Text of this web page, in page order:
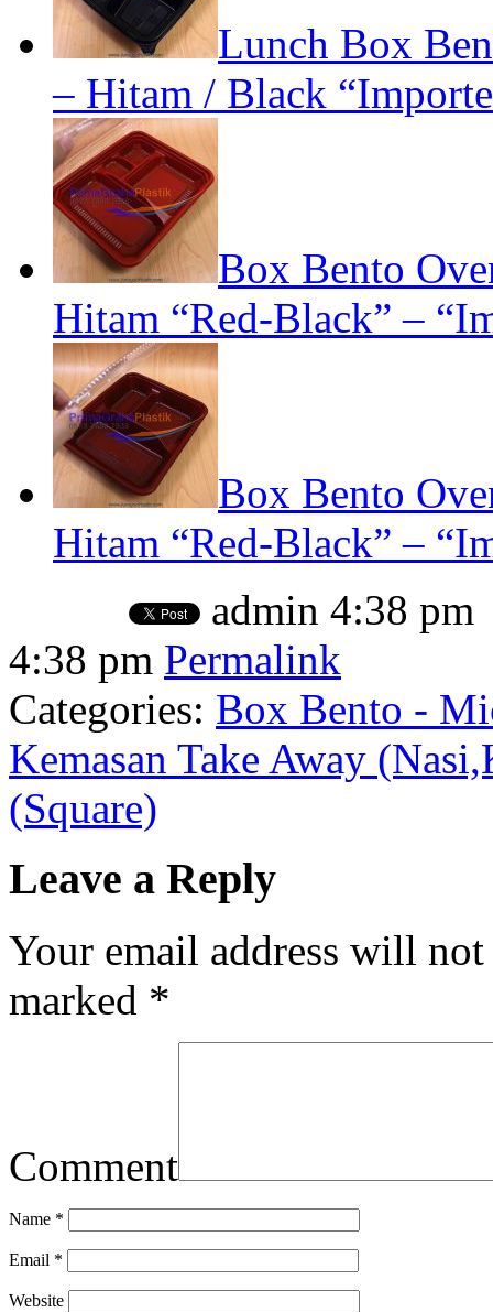
Lunch Box
– Hitam / Black
Box Bento
Hitam “Red-Black” –
Box Bento
Hitam “Red-Black” –
admin 4:38 pm
4:38 pm Permalink
Categories: Box Bento -
Kemasan Take Away
(Square)
Leave a Reply
Your email address will
marked *
Comment
Name *
Email *
Website